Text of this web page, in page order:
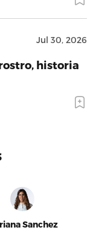
Jul 30, 2026
historia
Sanchez